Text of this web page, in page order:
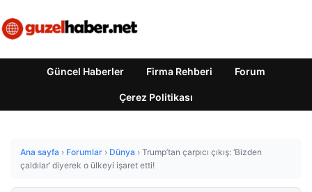
Güncel Haberler Firma Rehberi Forum
Çerez Politikası
Ana sayfa › Forumlar › Dünya › Trump’tan çarpıcı çıkış: ‘Bizden
çaldılar’ diyerek o ülkeyi işaret etti!